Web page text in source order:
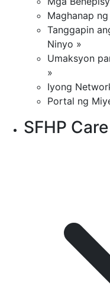
Maghanap
Tanggapin
Ninyo »
Umaksyon
»
Iyong
Portal ng
SFHP